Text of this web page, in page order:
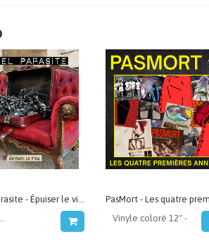
Hôtel Parasite - Épuiser le vide